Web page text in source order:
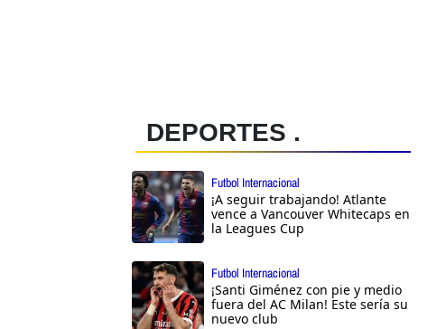
DEPORTES .
Futbol Internacional
¡A seguir trabajando! Atlante
vence a Vancouver Whitecaps en
la Leagues Cup
Futbol Internacional
¡Santi Giménez con pie y medio
fuera del AC Milan! Este sería su
nuevo club